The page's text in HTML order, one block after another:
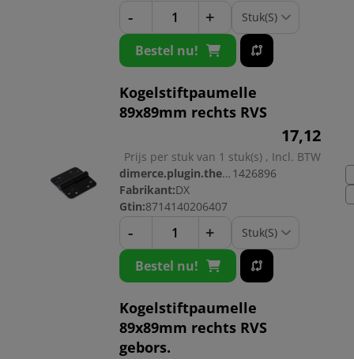
- +
Bestel nu!
Kogelstiftpaumelle
89x89mm rechts RVS
17,12
Prijs per stuk van 1 stuk(s) , Incl. BTW
dimerce.plugin.theme.productnr: 1426896
Fabrikant:DX
Gtin:8714140206407
- +
Bestel nu!
Kogelstiftpaumelle
89x89mm rechts RVS
gebors.